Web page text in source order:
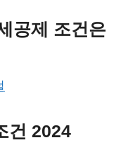
공제 조건은
건 2024